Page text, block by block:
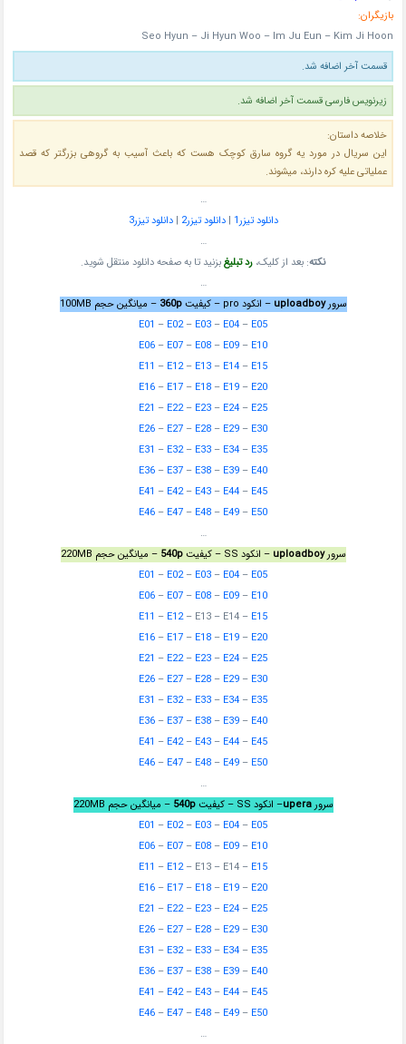
بازیگران:
Seo Hyun – Ji Hyun Woo – Im Ju Eun – Kim Ji Hoon
قسمت آخر اضافه شد.
زیرنویس فارسی قسمت آخر اضافه شد.
خلاصه داستان:
این سریال در مورد یه گروه سارق کوچک هست که باعث آسیب به گروهی بزرگتر که قصد
عملیاتی علیه کره دارند، میشوند.
…
دانلود تیزر1 |دانلود تیزر2 |دانلود تیزر3
…
نکته: بعد از کلیک، رد تبلیغبزنید تا به صفحه دانلود منتقل شوید.
…
سرورuploadboy – انکود pro – کیفیت 360p – میانگین حجم 100MB
E01 – E02– E03 – E04 – E05
E06 – E07 – E08 – E09 – E10
E11 – E12– E13 – E14 – E15
E16 – E17 – E18 – E19 – E20
E21 – E22– E23 – E24 – E25
E26 – E27 – E28 – E29 – E30
E31 – E32– E33 – E34 – E35
E36 – E37 – E38 – E39 – E40
E41 – E42– E43 – E44 – E45
E46 – E47 – E48 – E49 – E50
…
سرورuploadboy – انکود SS – کیفیت 540p – میانگین حجم 220MB
E01 – E02– E03 – E04 – E05
E06 – E07 – E08 – E09 – E10
E11 – E12– E13 – E14 – E15
E16 – E17 – E18 – E19 – E20
E21 – E22– E23 – E24 – E25
E26 – E27 – E28 – E29 – E30
E31 – E32– E33 – E34 – E35
E36 – E37 – E38 – E39 – E40
E41 – E42– E43 – E44 – E45
E46 – E47 – E48 – E49 – E50
…
سرورupera– انکود SS – کیفیت 540p – میانگین حجم 220MB
E01 – E02– E03 – E04 – E05
E06 – E07 – E08 – E09 – E10
E11 – E12– E13 – E14 – E15
E16 – E17 – E18 – E19 – E20
E21 – E22– E23 – E24 – E25
E26 – E27 – E28 – E29 – E30
E31 – E32– E33 – E34 – E35
E36 – E37 – E38 – E39 – E40
E41 – E42– E43 – E44 – E45
E46 – E47 – E48 – E49 – E50
…